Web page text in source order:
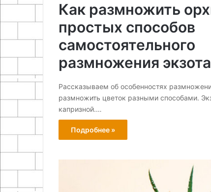
Как размножить
простых способов
самостоятельного
размножения экзота
Рассказываем об особенностях
размножить цветок разными способами.
капризной.…
Подробнее »